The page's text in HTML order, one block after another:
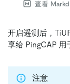
查看
开启遥测后，
享给 PingCAP 用
注意